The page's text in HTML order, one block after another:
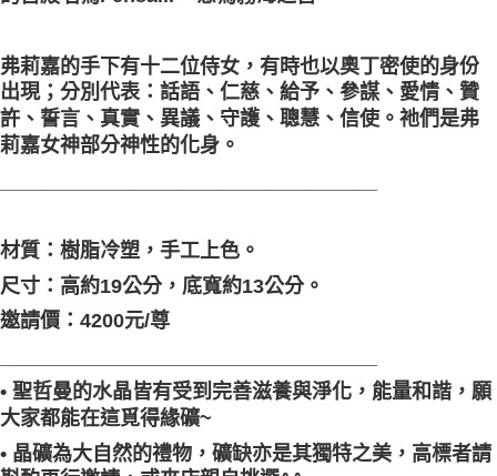
弗莉嘉的手下有十二位侍女，有時也以奧丁密使的身份
出現；分別代表：話語、仁慈、給予、參謀、愛情、贊
許、誓言、真實、異議、守護、聰慧、信使。祂們是弗
莉嘉女神部分神性的化身。
材質：樹脂冷塑，手工上色。
尺寸：高約19公分，底寬約13公分。
邀請價：4200元/尊
• 聖哲曼的水晶皆有受到完善滋養與淨化，能量和諧，願
大家都能在這覓得緣礦~
• 晶礦為大自然的禮物，礦缺亦是其獨特之美，高標者請